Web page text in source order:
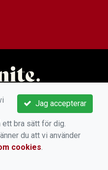
Jag accepterar
bra sätt för dig.
du att vi använder
cookies.